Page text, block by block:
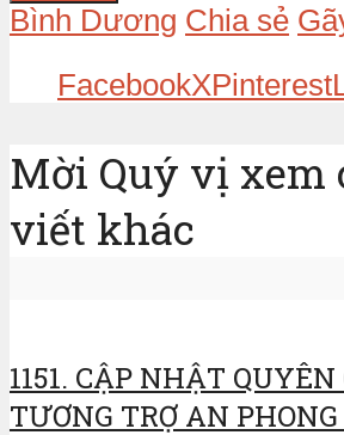
Bình Dương Chia sẻ
FacebookXPinterest
Mời Quý vị xem
viết khác
1151. CẬP NHẬT QUYÊN
TƯƠNG TRỢ AN